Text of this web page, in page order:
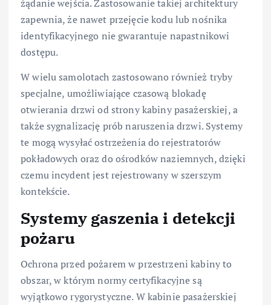
żądanie wejścia. Zastosowanie takiej architektury
zapewnia, że nawet przejęcie kodu lub nośnika
identyfikacyjnego nie gwarantuje napastnikowi
dostępu.
W wielu samolotach zastosowano również tryby
specjalne, umożliwiające czasową blokadę
otwierania drzwi od strony kabiny pasażerskiej, a
także sygnalizację prób naruszenia drzwi. Systemy
te mogą wysyłać ostrzeżenia do rejestratorów
pokładowych oraz do ośrodków naziemnych, dzięki
czemu incydent jest rejestrowany w szerszym
kontekście.
Systemy gaszenia i detekcji
pożaru
Ochrona przed pożarem w przestrzeni kabiny to
obszar, w którym normy certyfikacyjne są
wyjątkowo rygorystyczne. W kabinie pasażerskiej